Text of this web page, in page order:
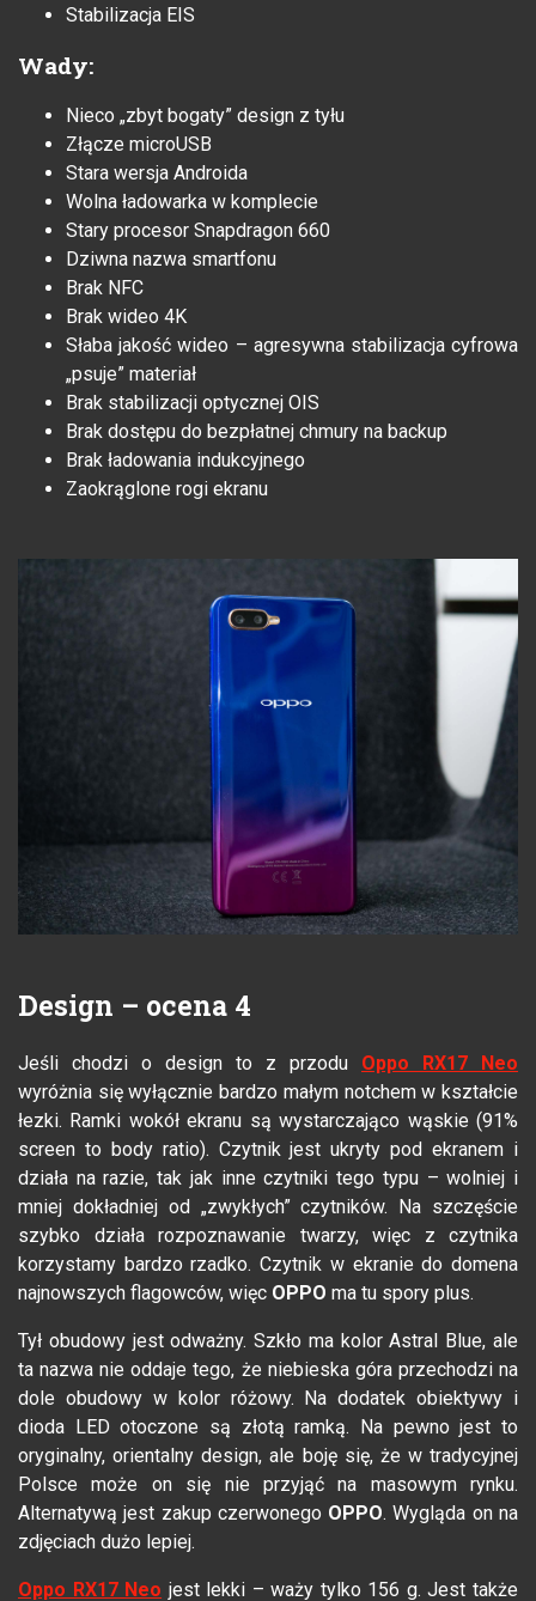
Stabilizacja EIS
Wady:
Nieco „zbyt bogaty” design z tyłu
Złącze microUSB
Stara wersja Androida
Wolna ładowarka w komplecie
Stary procesor Snapdragon 660
Dziwna nazwa smartfonu
Brak NFC
Brak wideo 4K
Słaba jakość wideo – agresywna stabilizacja cyfrowa
„psuje” materiał
Brak stabilizacji optycznej OIS
Brak dostępu do bezpłatnej chmury na backup
Brak ładowania indukcyjnego
Zaokrąglone rogi ekranu
Design – ocena 4
Jeśli chodzi o design to z przodu Oppo RX17 Neo
wyróżnia się wyłącznie bardzo małym notchem w kształcie
łezki. Ramki wokół ekranu są wystarczająco wąskie (91%
screen to body ratio). Czytnik jest ukryty pod ekranem i
działa na razie, tak jak inne czytniki tego typu – wolniej i
mniej dokładniej od „zwykłych” czytników. Na szczęście
szybko działa rozpoznawanie twarzy, więc z czytnika
korzystamy bardzo rzadko. Czytnik w ekranie do domena
najnowszych flagowców, więc OPPO ma tu spory plus.
Tył obudowy jest odważny. Szkło ma kolor Astral Blue, ale
ta nazwa nie oddaje tego, że niebieska góra przechodzi na
dole obudowy w kolor różowy. Na dodatek obiektywy i
dioda LED otoczone są złotą ramką. Na pewno jest to
oryginalny, orientalny design, ale boję się, że w tradycyjnej
Polsce może on się nie przyjąć na masowym rynku.
Alternatywą jest zakup czerwonego OPPO. Wygląda on na
zdjęciach dużo lepiej.
Oppo RX17 Neo jest lekki – waży tylko 156 g. Jest także